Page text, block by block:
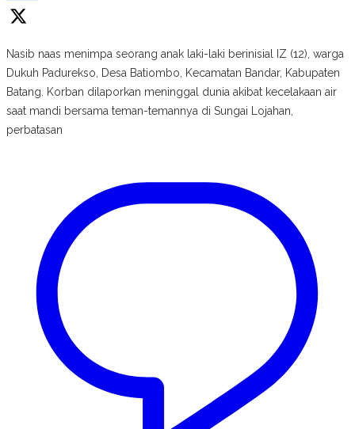
Nasib naas menimpa seorang anak laki-laki berinisial IZ (12), warga
Dukuh Padurekso, Desa Batiombo, Kecamatan Bandar, Kabupaten
Batang. Korban dilaporkan meninggal dunia akibat kecelakaan air
saat mandi bersama teman-temannya di Sungai Lojahan,
perbatasan